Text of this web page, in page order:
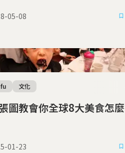
05-08
圖教會你全球8大美食怎麼
文化
01-23